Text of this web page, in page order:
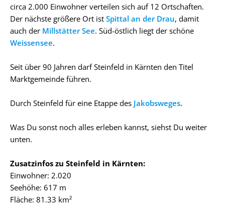
circa 2.000 Einwohner verteilen sich auf 12 Ortschaften.
Der nächste größere Ort ist Spittal an der Drau, damit
auch der Millstätter See. Süd-östlich liegt der schöne
Weissensee.
Seit über 90 Jahren darf Steinfeld in Kärnten den Titel
Marktgemeinde führen.
Durch Steinfeld für eine Etappe des Jakobsweges.
Was Du sonst noch alles erleben kannst, siehst Du weiter
unten.
Zusatzinfos zu Steinfeld in Kärnten:
Einwohner: 2.020
Seehöhe: 617 m
Fläche: 81.33 km²